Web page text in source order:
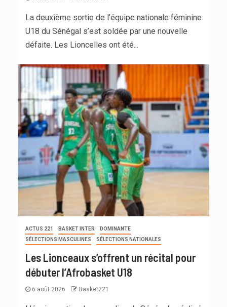
La deuxième sortie de l’équipe nationale féminine
U18 du Sénégal s’est soldée par une nouvelle
défaite. Les Lioncelles ont été...
ACTUS 221 BASKET INTER
DOMINANTE
SÉLECTIONS MASCULINES
SÉLECTIONS NATIONALES
Les Lionceaux s’offrent un récital pour
débuter l’Afrobasket U18
6 août 2026 Basket221